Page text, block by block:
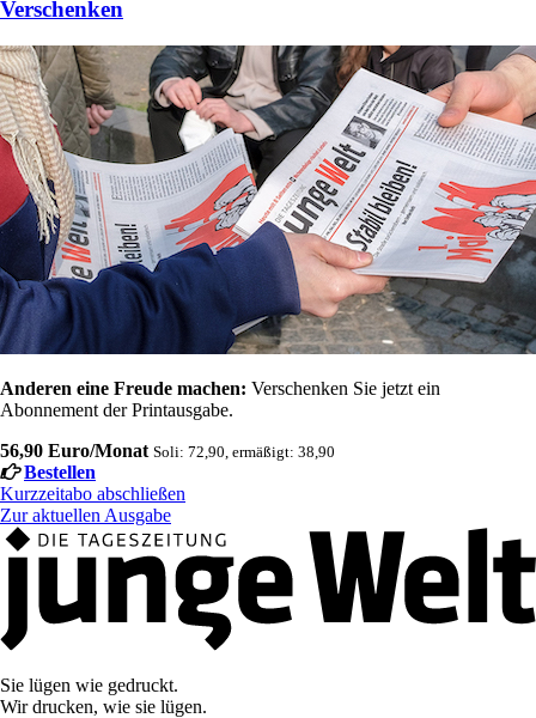
Verschenken
Anderen eine Freude machen: Verschenken Sie jetzt ein
Abonnement der Printausgabe.
56,90 Euro/Monat Soli: 72,90, ermäßigt: 38,90
Bestellen
Kurzzeitabo abschließen
Zur aktuellen Ausgabe
Sie lügen wie gedruckt.
Wir drucken, wie sie lügen.